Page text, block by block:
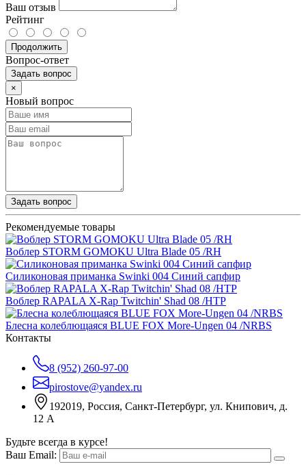
Ваш отзыв
Рейтинг
Продолжить
Вопрос-ответ
Задать вопрос
×
Новый вопрос
Задать вопрос
Рекомендуемые товары
Воблер STORM GOMOKU Ultra Blade 05 /RH
Силиконовая приманка Swinki 004 Синий сапфир
Воблер RAPALA X-Rap Twitchin' Shad 08 /HTP
Блесна колеблющаяся BLUE FOX More-Ungen 04 /NRBS
Контакты
8 (952) 260-97-00
pirostove@yandex.ru
192019, Россия, Санкт-Петербург, ул. Книпович, д.
12 А
Будьте всегда в курсе!
Ваш Email: